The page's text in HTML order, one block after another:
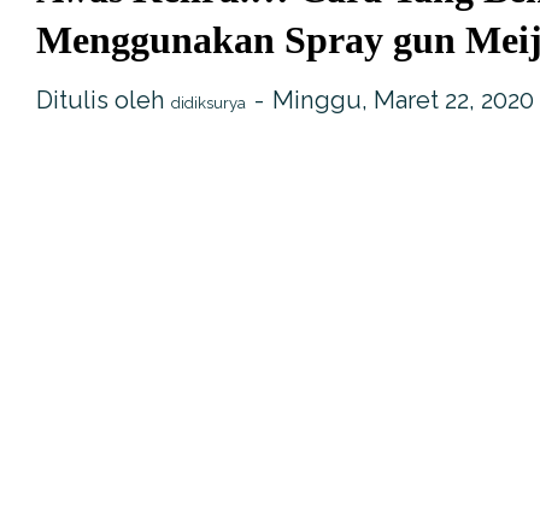
Menggunakan Spray gun
Ditulis oleh didiksurya Minggu, Maret 22, 2020